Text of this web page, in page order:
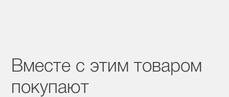
Вместе с этим товаром
покупают